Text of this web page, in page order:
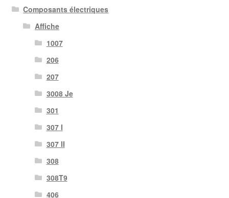
Composants électriques
Affiche
1007
206
207
3008 Je
301
307 I
307 II
308
308T9
406